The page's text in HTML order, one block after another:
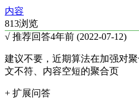
内容
813浏览
√ 推荐回答4年前 (2022-07-12)
建议不要，近期算法在加强对
文不符、内容空短的聚合页
+ 扩展问答